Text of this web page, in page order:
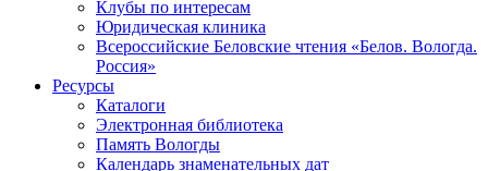
Клубы по интересам
Юридическая клиника
Всероссийские Беловские чтения «Белов. Вологда.
Россия»
Ресурсы
Каталоги
Электронная библиотека
Память Вологды
Календарь знаменательных дат